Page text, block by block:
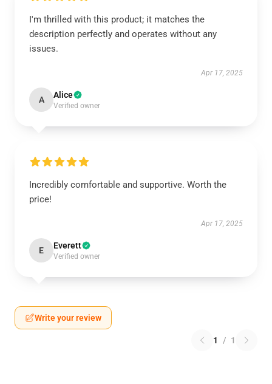
I'm thrilled with this product; it matches the
description perfectly and operates without any
issues.
Apr 17, 2025
A Alice
Verified owner
Incredibly comfortable and supportive. Worth the
price!
Apr 17, 2025
E Everett
Verified owner
Write your review
1 / 1